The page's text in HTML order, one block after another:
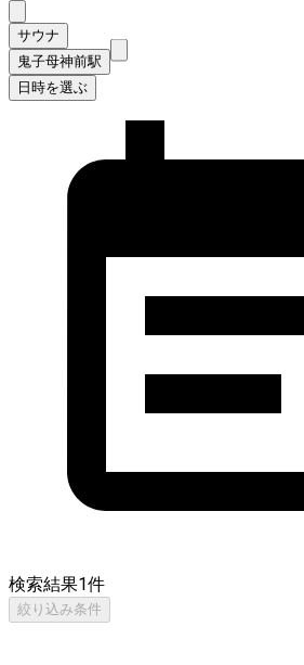
サウナ
鬼子母神前駅
日時を選ぶ
検索結果1件
絞り込み条件